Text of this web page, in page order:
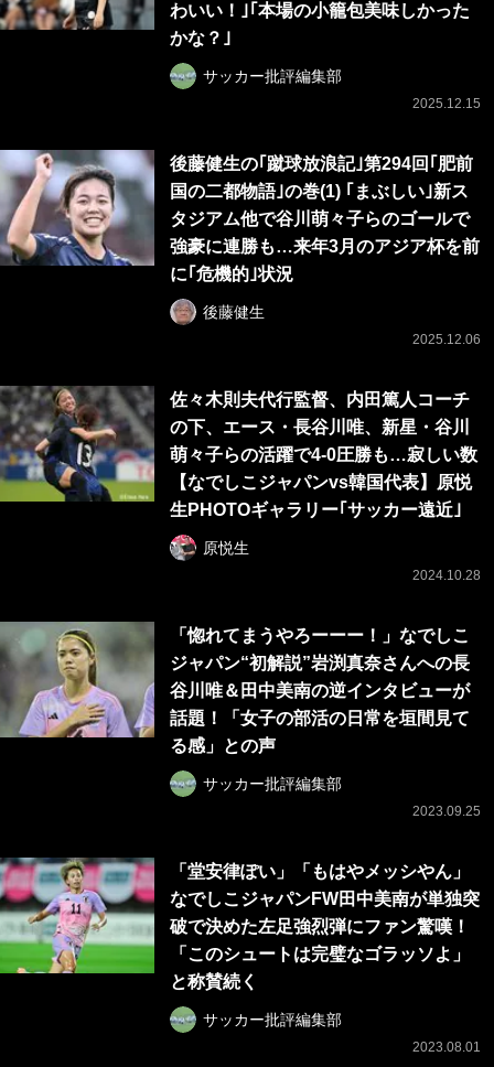
わいい！｣｢本場の小籠包美味しかった
かな？｣
サッカー批評編集部
2025.12.15
後藤健生の｢蹴球放浪記｣第294回｢肥前
国の二都物語｣の巻(1) ｢まぶしい｣新ス
タジアム他で谷川萌々子らのゴールで
強豪に連勝も…来年3月のアジア杯を前
に｢危機的｣状況
後藤健生
2025.12.06
佐々木則夫代行監督、内田篤人コーチ
の下、エース・長谷川唯、新星・谷川
萌々子らの活躍で4-0圧勝も…寂しい数
【なでしこジャパンvs韓国代表】原悦
生PHOTOギャラリー｢サッカー遠近｣
原悦生
2024.10.28
「惚れてまうやろーーー！」なでしこ
ジャパン“初解説”岩渕真奈さんへの長
谷川唯＆田中美南の逆インタビューが
話題！「女子の部活の日常を垣間見て
る感」との声
サッカー批評編集部
2023.09.25
「堂安律ぽい」「もはやメッシやん」
なでしこジャパンFW田中美南が単独突
破で決めた左足強烈弾にファン驚嘆！
「このシュートは完璧なゴラッソよ」
と称賛続く
サッカー批評編集部
2023.08.01